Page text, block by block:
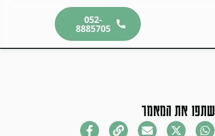
052-
8885705
שתפו את המאמר